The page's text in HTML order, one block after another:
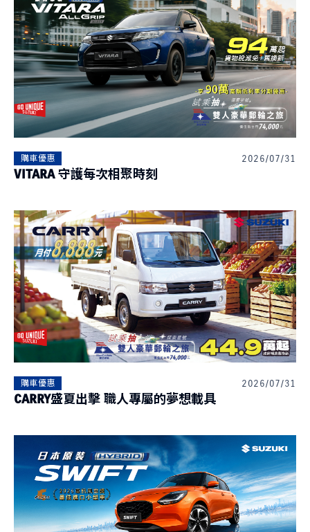
購車優惠 2026/07/31
VITARA 守護每次相聚時刻
購車優惠 2026/07/31
CARRY盛夏出擊 職人專屬的夢想載具